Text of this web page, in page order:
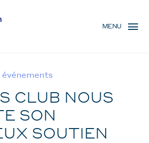
MENU
CLUB NOUS
SON
SOUTIEN